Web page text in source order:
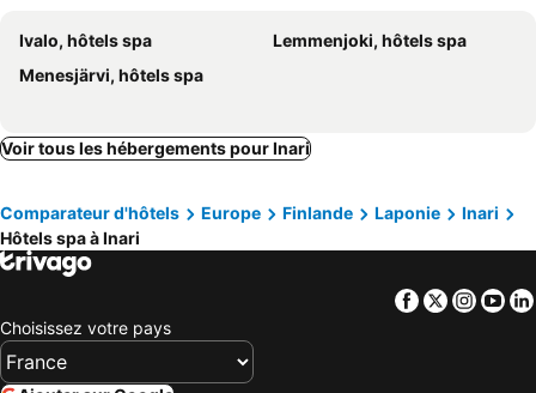
Ivalo, hôtels spa
Lemmenjoki, hôtels spa
Menesjärvi, hôtels spa
Voir tous les hébergements pour Inari
Comparateur d'hôtels Europe Finlande Laponie
Inari
Hôtels spa à Inari
Facebook
Twitter
Choisissez votre pays